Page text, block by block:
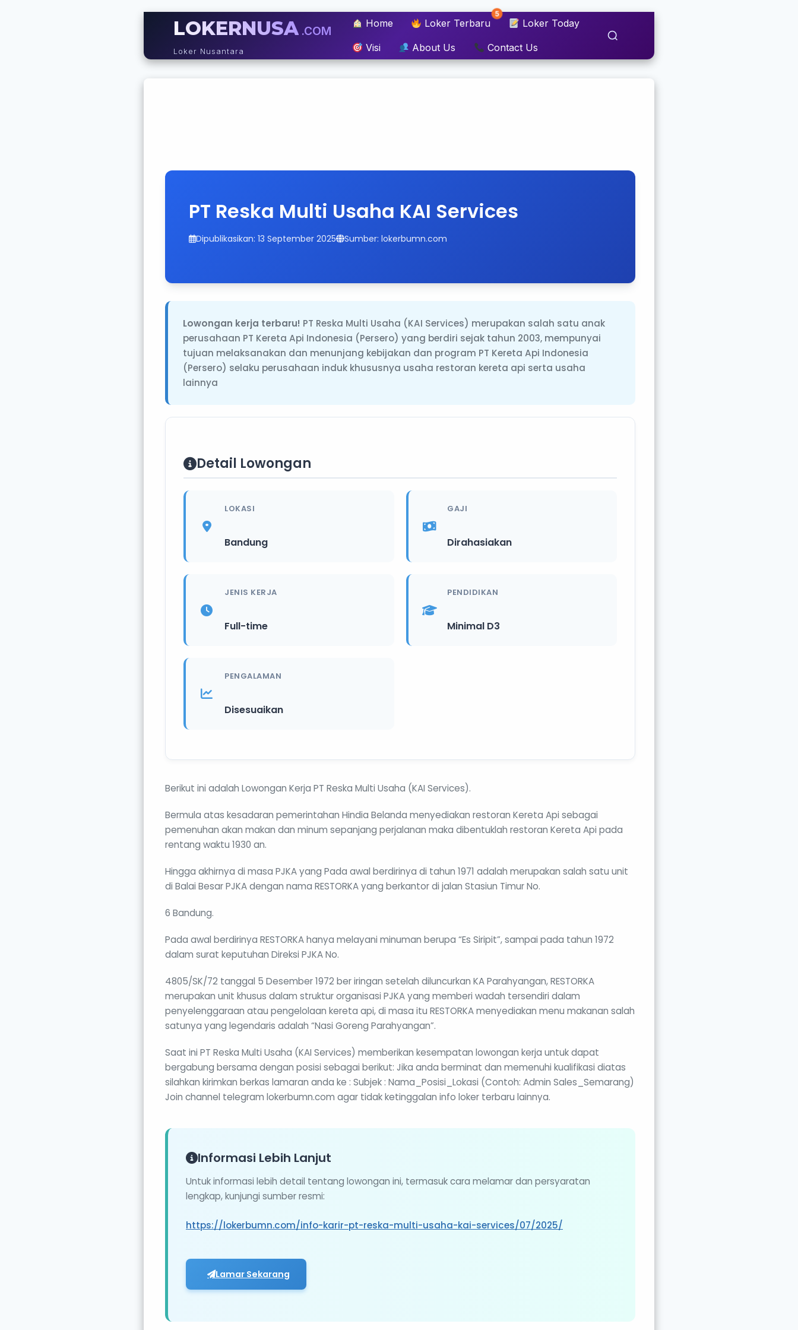
LOKERNUSA .COM
Loker Nusantara
Home Loker Terbaru
5
Loker Today
Visi About Us Contact Us
PT Reska Multi Usaha KAI Services
Dipublikasikan: 13 September 2025 Sumber: lokerbumn.com
Lowongan kerja terbaru! PT Reska Multi Usaha (KAI Services) merupakan salah satu anak
perusahaan PT Kereta Api Indonesia (Persero) yang berdiri sejak tahun 2003, mempunyai
tujuan melaksanakan dan menunjang kebijakan dan program PT Kereta Api Indonesia
(Persero) selaku perusahaan induk khususnya usaha restoran kereta api serta usaha
lainnya
Detail Lowongan
LOKASI
Bandung
GAJI
Dirahasiakan
JENIS KERJA
Full-time
PENDIDIKAN
Minimal D3
PENGALAMAN
Disesuaikan
Berikut ini adalah Lowongan Kerja PT Reska Multi Usaha (KAI Services).
Bermula atas kesadaran pemerintahan Hindia Belanda menyediakan restoran Kereta Api sebagai
pemenuhan akan makan dan minum sepanjang perjalanan maka dibentuklah restoran Kereta Api pada
rentang waktu 1930 an.
Hingga akhirnya di masa PJKA yang Pada awal berdirinya di tahun 1971 adalah merupakan salah satu unit
di Balai Besar PJKA dengan nama RESTORKA yang berkantor di jalan Stasiun Timur No.
6 Bandung.
Pada awal berdirinya RESTORKA hanya melayani minuman berupa “Es Siripit”, sampai pada tahun 1972
dalam surat keputuhan Direksi PJKA No.
4805/SK/72 tanggal 5 Desember 1972 ber iringan setelah diluncurkan KA Parahyangan, RESTORKA
merupakan unit khusus dalam struktur organisasi PJKA yang memberi wadah tersendiri dalam
penyelenggaraan atau pengelolaan kereta api, di masa itu RESTORKA menyediakan menu makanan salah
satunya yang legendaris adalah “Nasi Goreng Parahyangan”.
Saat ini PT Reska Multi Usaha (KAI Services) memberikan kesempatan lowongan kerja untuk dapat
bergabung bersama dengan posisi sebagai berikut: Jika anda berminat dan memenuhi kualifikasi diatas
silahkan kirimkan berkas lamaran anda ke : Subjek : Nama_Posisi_Lokasi (Contoh: Admin Sales_Semarang)
Join channel telegram lokerbumn.com agar tidak ketinggalan info loker terbaru lainnya.
Informasi Lebih Lanjut
Untuk informasi lebih detail tentang lowongan ini, termasuk cara melamar dan persyaratan
lengkap, kunjungi sumber resmi:
https://lokerbumn.com/info-karir-pt-reska-multi-usaha-kai-services/07/2025/
Lamar Sekarang